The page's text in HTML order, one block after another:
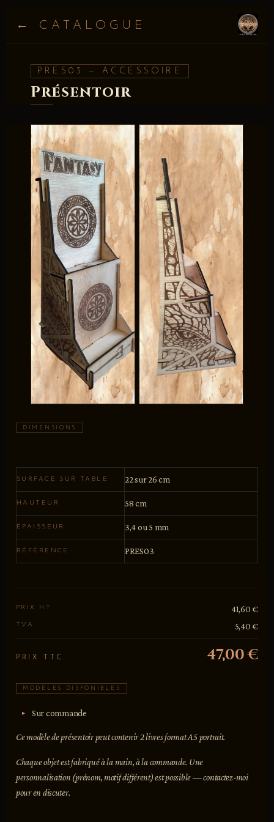
← CATALOGUE
PRES03 — ACCESSOIRE
Présentoir
DIMENSIONS
SURFACE SUR TABLE 22 sur 26 cm
HAUTEUR 58 cm
ÉPAISSEUR 3,4 ou 5 mm
RÉFÉRENCE PRES03
PRIX HT 41,60 €
TVA 5,40 €
PRIX TTC 47,00 €
MODÈLES DISPONIBLES
Sur commande
Ce modèle de présentoir peut contenir 2 livres format A5 portrait.
Chaque objet est fabriqué à la main, à la commande. Une
personnalisation (prénom, motif différent) est possible — contactez-moi
pour en discuter.